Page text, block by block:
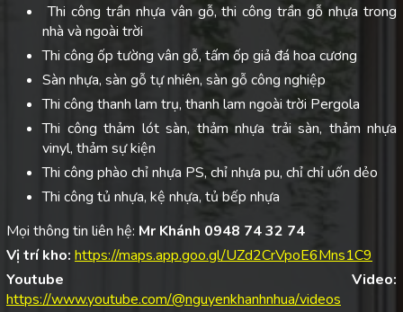
Thi công trần nhựa vân gỗ, thi công trần gỗ nhựa trong
nhà và ngoài trời
Thi công ốp tường vân gỗ, tấm ốp giả đá hoa cương
Sàn nhựa, sàn gỗ tự nhiên, sàn gỗ công nghiệp
Thi công thanh lam trụ, thanh lam ngoài trời Pergola
Thi công thảm lót sàn, thảm nhựa trải sàn, thảm nhựa
vinyl, thảm sự kiện
Thi công phào chỉ nhựa PS, chỉ nhựa pu, chỉ chỉ uốn dẻo
Thi công tủ nhựa, kệ nhựa, tủ bếp nhựa
Mọi thông tin liên hệ: Mr Khánh 0948 74 32 74
Vị trí kho: https://maps.app.goo.gl/UZd2CrVpoE6Mns1C9
Youtube Video:
https://www.youtube.com/@nguyenkhanhnhua/videos